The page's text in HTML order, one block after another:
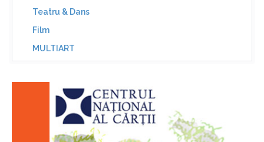
Teatru & Dans
Film
MULTIART